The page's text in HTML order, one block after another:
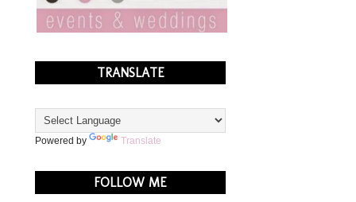
TRANSLATE
Powered by Translate
FOLLOW ME